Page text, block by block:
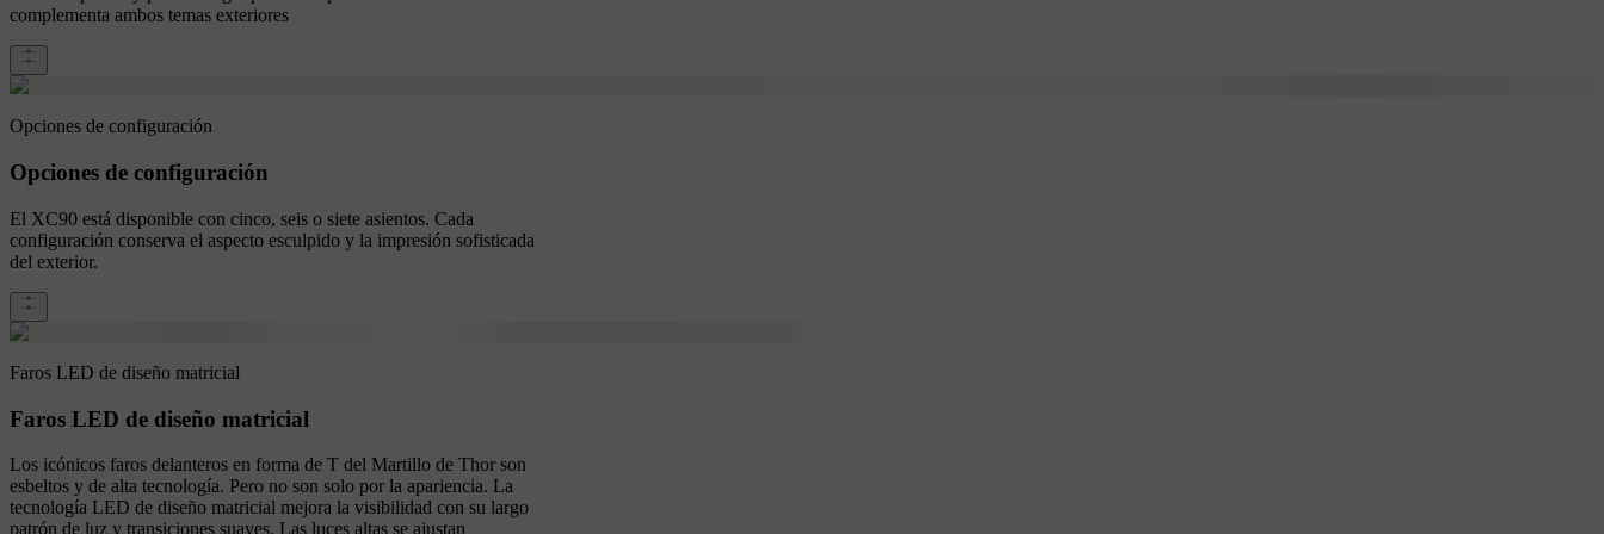
complementa ambos temas exteriores
Opciones de configuración
Opciones de configuración
El XC90 está disponible con cinco, seis o siete asientos. Cada
configuración conserva el aspecto esculpido y la impresión sofisticada
del exterior.
Faros LED de diseño matricial
Faros LED de diseño matricial
Los icónicos faros delanteros en forma de T del Martillo de Thor son
esbeltos y de alta tecnología. Pero no son solo por la apariencia. La
tecnología LED de diseño matricial mejora la visibilidad con su largo
patrón de luz y transiciones suaves. Las luces altas se ajustan